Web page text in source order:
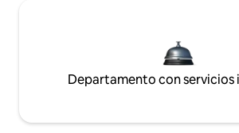
Departamento con servicios